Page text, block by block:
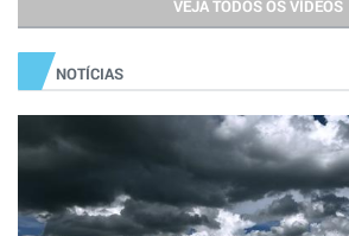
VEJA TODOS OS VÍDEOS
NOTÍCIAS